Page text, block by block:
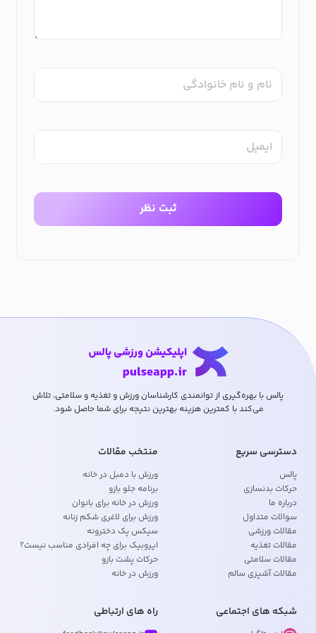
نام و نام خانوادگی
ایمیل
ثبت نظر
پالس با بهره‌گیری از توانمندی کارشناسان ورزش و تغذیه و سلامتی، تلاش
می‌کند با کمترین هزینه بهترین نتیجه برای شما حاصل شود.
دسترسی سریع
پالس
حرکات بدنسازی
درباره ما
سوالات متداول
مقالات ورزشی
مقالات تغذیه
مقالات سلامتی
مقالات آشپزی سالم
منتخب مقالات
ورزش با دمبل در خانه
برنامه جلو بازو
ورزش در خانه برای بانوان
ورزش برای لاغری شکم زنانه
سیکس پک دخترونه
ایروبیک برای چه افرادی مناسب نیست؟
حرکات پشت بازو
ورزش در خانه
شبکه های اجتماعی راه های ارتباطی